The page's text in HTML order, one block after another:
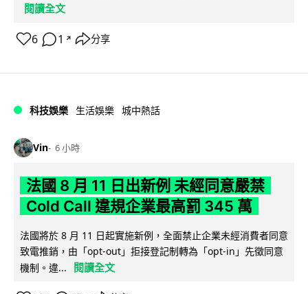
閱讀全文
6 1 ↗ 分享
科技娛樂 生活娛樂 城中熱話
Vin 6 小時
法國 8 月 11 日出新例 未經同意嚴禁
Cold Call 違規企業最高罰 345 萬
法國將於 8 月 11 日起實施新例，全面禁止企業未經消費者同意
致電推銷，由「opt-out」拒接登記制轉為「opt-in」先徵同意
機制。違...
閱讀全文